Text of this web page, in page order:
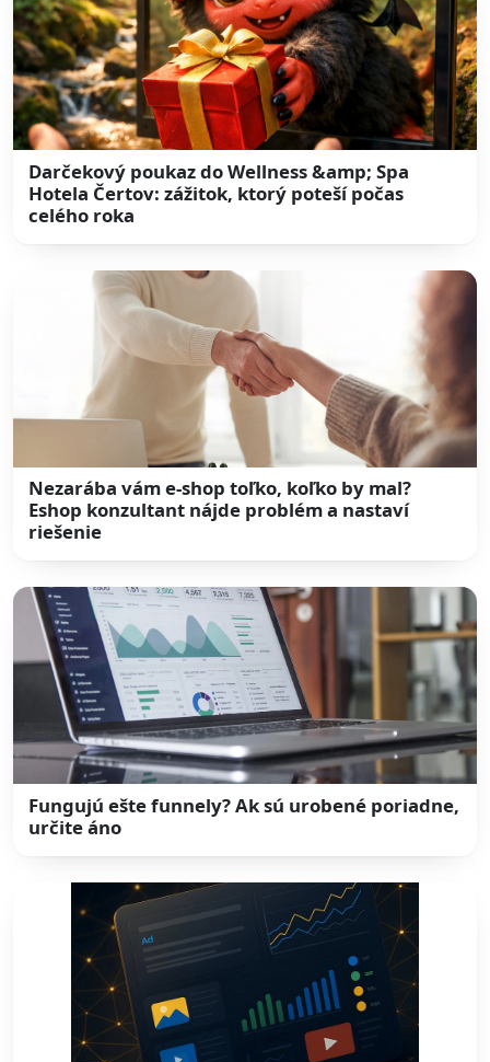
Darčekový poukaz do Wellness &amp; Spa
Hotela Čertov: zážitok, ktorý poteší počas
celého roka
Nezarába vám e-shop toľko, koľko by mal?
Eshop konzultant nájde problém a nastaví
riešenie
Fungujú ešte funnely? Ak sú urobené poriadne,
určite áno